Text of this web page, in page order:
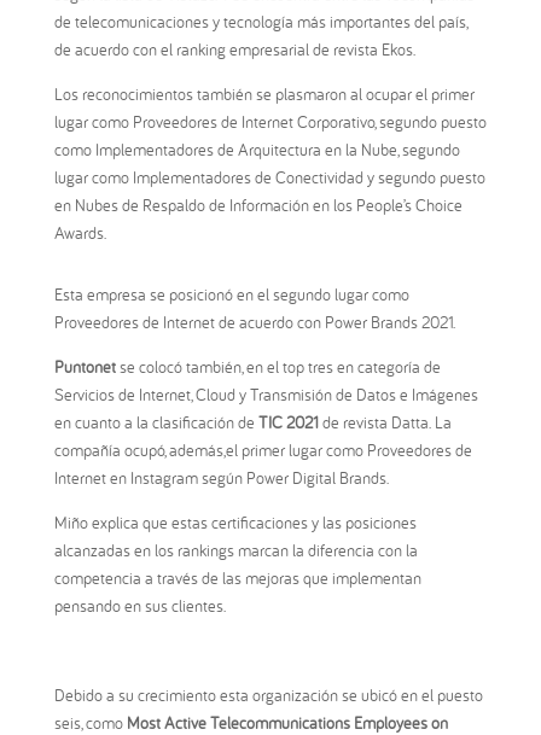
de telecomunicaciones y tecnología más importantes del país,
de acuerdo con el ranking empresarial de revista Ekos.
Los reconocimientos también se plasmaron al ocupar el primer
lugar como Proveedores de Internet Corporativo, segundo puesto
como Implementadores de Arquitectura en la Nube, segundo
lugar como Implementadores de Conectividad y segundo puesto
en Nubes de Respaldo de Información en los People’s Choice
Awards.
Esta empresa se posicionó en el segundo lugar como
Proveedores de Internet de acuerdo con Power Brands 2021.
Puntonetse colocó también, en el top tres en categoría de
Servicios de Internet, Cloud y Transmisión de Datos e Imágenes
en cuanto a la clasificación de TIC 2021de revista Datta. La
compañía ocupó, además,el primer lugar como Proveedores de
Internet en Instagram según Power Digital Brands.
Miño explica que estas certificaciones y las posiciones
alcanzadas en los rankings marcan la diferencia con la
competencia a través de las mejoras que implementan
pensando en sus clientes.
Debido a su crecimiento esta organización se ubicó en el puesto
seis, como Most Active Telecommunications Employees on